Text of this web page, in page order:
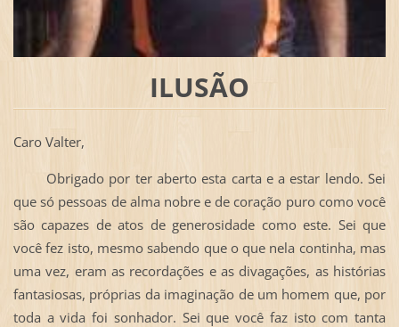
ILUSÃO
Caro Valter,
Obrigado por ter aberto esta carta e a estar lendo. Sei
que só pessoas de alma nobre e de coração puro como você
são capazes de atos de generosidade como este. Sei que
você fez isto, mesmo sabendo que o que nela continha, mas
uma vez, eram as recordações e as divagações, as histórias
fantasiosas, próprias da imaginação de um homem que, por
toda a vida foi sonhador. Sei que você faz isto com tanta